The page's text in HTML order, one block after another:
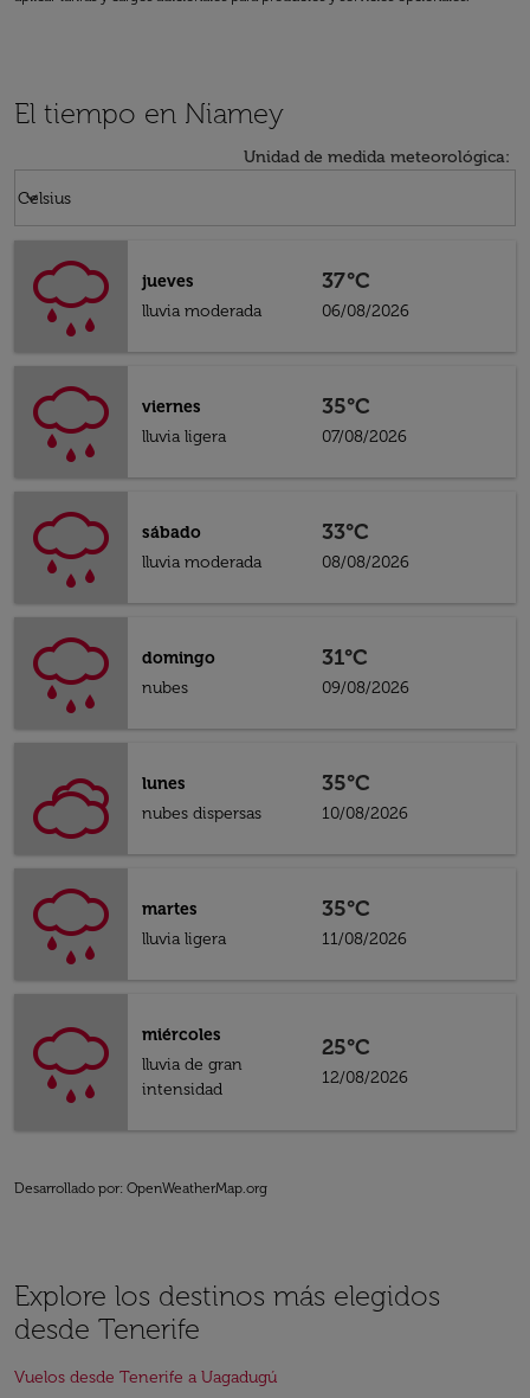
El tiempo en Niamey
Unidad de medida meteorológica:
Celsius
keyboard_arrow_down
jueves
lluvia moderada
37°C
06/08/2026
viernes
lluvia ligera
35°C
07/08/2026
sábado
lluvia moderada
33°C
08/08/2026
domingo
nubes
31°C
09/08/2026
lunes
nubes dispersas
35°C
10/08/2026
martes
lluvia ligera
35°C
11/08/2026
miércoles
lluvia de gran
intensidad
25°C
12/08/2026
Desarrollado por: OpenWeatherMap.org
Explore los destinos más elegidos
desde Tenerife
Vuelos desde Tenerife a Uagadugú